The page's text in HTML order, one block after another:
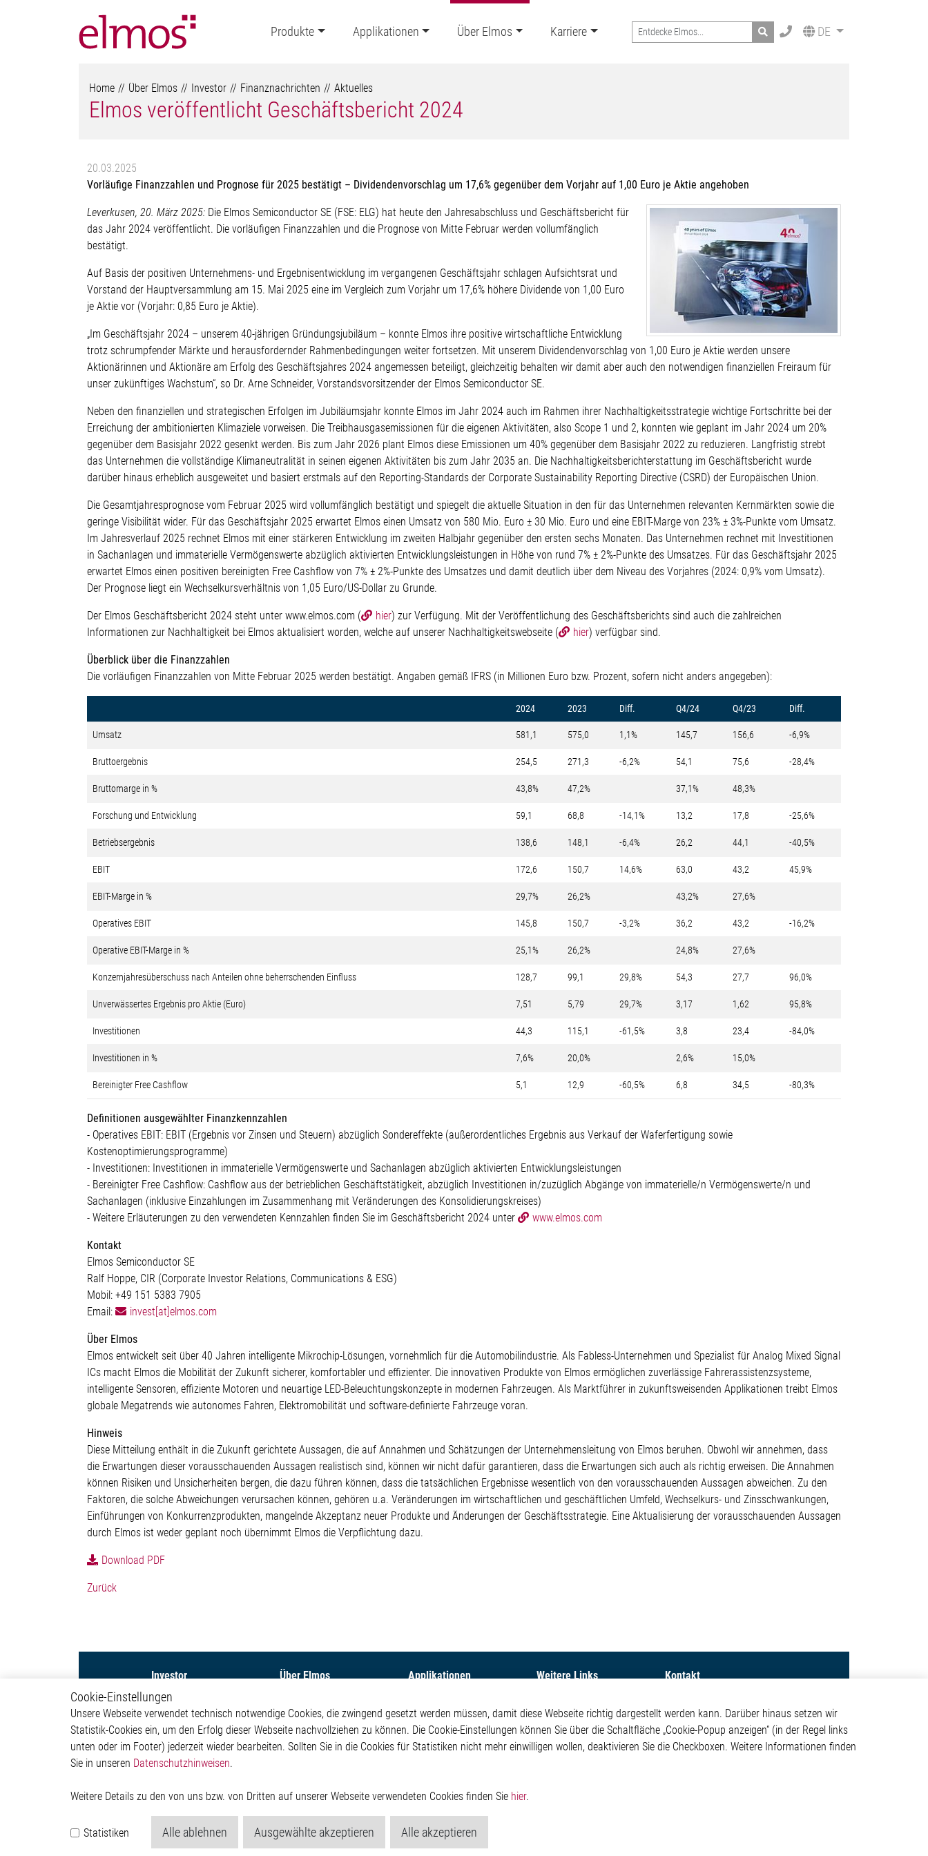
Produkte Applikationen Über Elmos Karriere Search DE
Home Über Elmos Investor Finanznachrichten Aktuelles
Elmos veröffentlicht Geschäftsbericht 2024
20.03.2025
Vorläufige Finanzzahlen und Prognose für 2025 bestätigt – Dividendenvorschlag um 17,6% gegenüber dem Vorjahr auf 1,00 Euro je Aktie angehoben
Leverkusen, 20. März 2025: Die Elmos Semiconductor SE (FSE: ELG) hat heute den Jahresabschluss und Geschäftsbericht für
das Jahr 2024 veröffentlicht. Die vorläufigen Finanzzahlen und die Prognose von Mitte Februar werden vollumfänglich
bestätigt.
Auf Basis der positiven Unternehmens- und Ergebnisentwicklung im vergangenen Geschäftsjahr schlagen Aufsichtsrat und
Vorstand der Hauptversammlung am 15. Mai 2025 eine im Vergleich zum Vorjahr um 17,6% höhere Dividende von 1,00 Euro
je Aktie vor (Vorjahr: 0,85 Euro je Aktie).
„Im Geschäftsjahr 2024 – unserem 40-jährigen Gründungsjubiläum – konnte Elmos ihre positive wirtschaftliche Entwicklung
trotz schrumpfender Märkte und herausfordernder Rahmenbedingungen weiter fortsetzen. Mit unserem Dividendenvorschlag von 1,00 Euro je Aktie werden unsere
Aktionärinnen und Aktionäre am Erfolg des Geschäftsjahres 2024 angemessen beteiligt, gleichzeitig behalten wir damit aber auch den notwendigen finanziellen Freiraum für
unser zukünftiges Wachstum“, so Dr. Arne Schneider, Vorstandsvorsitzender der Elmos Semiconductor SE.
Neben den finanziellen und strategischen Erfolgen im Jubiläumsjahr konnte Elmos im Jahr 2024 auch im Rahmen ihrer Nachhaltigkeitsstrategie wichtige Fortschritte bei der
Erreichung der ambitionierten Klimaziele vorweisen. Die Treibhausgasemissionen für die eigenen Aktivitäten, also Scope 1 und 2, konnten wie geplant im Jahr 2024 um 20%
gegenüber dem Basisjahr 2022 gesenkt werden. Bis zum Jahr 2026 plant Elmos diese Emissionen um 40% gegenüber dem Basisjahr 2022 zu reduzieren. Langfristig strebt
das Unternehmen die vollständige Klimaneutralität in seinen eigenen Aktivitäten bis zum Jahr 2035 an. Die Nachhaltigkeitsberichterstattung im Geschäftsbericht wurde
darüber hinaus erheblich ausgeweitet und basiert erstmals auf den Reporting-Standards der Corporate Sustainability Reporting Directive (CSRD) der Europäischen Union.
Die Gesamtjahresprognose vom Februar 2025 wird vollumfänglich bestätigt und spiegelt die aktuelle Situation in den für das Unternehmen relevanten Kernmärkten sowie die
geringe Visibilität wider. Für das Geschäftsjahr 2025 erwartet Elmos einen Umsatz von 580 Mio. Euro ± 30 Mio. Euro und eine EBIT-Marge von 23% ± 3%-Punkte vom Umsatz.
Im Jahresverlauf 2025 rechnet Elmos mit einer stärkeren Entwicklung im zweiten Halbjahr gegenüber den ersten sechs Monaten. Das Unternehmen rechnet mit Investitionen
in Sachanlagen und immaterielle Vermögenswerte abzüglich aktivierten Entwicklungsleistungen in Höhe von rund 7% ± 2%-Punkte des Umsatzes. Für das Geschäftsjahr 2025
erwartet Elmos einen positiven bereinigten Free Cashflow von 7% ± 2%-Punkte des Umsatzes und damit deutlich über dem Niveau des Vorjahres (2024: 0,9% vom Umsatz).
Der Prognose liegt ein Wechselkursverhältnis von 1,05 Euro/US-Dollar zu Grunde.
Der Elmos Geschäftsbericht 2024 steht unter www.elmos.com ( hier) zur Verfügung. Mit der Veröffentlichung des Geschäftsberichts sind auch die zahlreichen
Informationen zur Nachhaltigkeit bei Elmos aktualisiert worden, welche auf unserer Nachhaltigkeitswebseite (
hier) verfügbar sind.
Überblick über die Finanzzahlen
Die vorläufigen Finanzzahlen von Mitte Februar 2025 werden bestätigt. Angaben gemäß IFRS (in Millionen Euro bzw. Prozent, sofern nicht anders angegeben):
2024 2023 Diff. Q4/24 Q4/23 Diff.
Umsatz 581,1 575,0 1,1% 145,7 156,6 -6,9%
Bruttoergebnis 254,5 271,3 -6,2% 54,1 75,6 -28,4%
Bruttomarge in % 43,8% 47,2% 37,1% 48,3%
Forschung und Entwicklung 59,1 68,8 -14,1% 13,2 17,8 -25,6%
Betriebsergebnis 138,6 148,1 -6,4% 26,2 44,1 -40,5%
EBIT 172,6 150,7 14,6% 63,0 43,2 45,9%
EBIT-Marge in % 29,7% 26,2% 43,2% 27,6%
Operatives EBIT 145,8 150,7 -3,2% 36,2 43,2 -16,2%
Operative EBIT-Marge in % 25,1% 26,2% 24,8% 27,6%
Konzernjahresüberschuss nach Anteilen ohne beherrschenden Einfluss 128,7 99,1 29,8% 54,3 27,7 96,0%
Unverwässertes Ergebnis pro Aktie (Euro) 7,51 5,79 29,7% 3,17 1,62 95,8%
Investitionen 44,3 115,1 -61,5% 3,8 23,4 -84,0%
Investitionen in % 7,6% 20,0% 2,6% 15,0%
Bereinigter Free Cashflow 5,1 12,9 -60,5% 6,8 34,5 -80,3%
Definitionen ausgewählter Finanzkennzahlen
- Operatives EBIT: EBIT (Ergebnis vor Zinsen und Steuern) abzüglich Sondereffekte (außerordentliches Ergebnis aus Verkauf der Waferfertigung sowie
Kostenoptimierungsprogramme)
- Investitionen: Investitionen in immaterielle Vermögenswerte und Sachanlagen abzüglich aktivierten Entwicklungsleistungen
- Bereinigter Free Cashflow: Cashflow aus der betrieblichen Geschäftstätigkeit, abzüglich Investitionen in/zuzüglich Abgänge von immaterielle/n Vermögenswerte/n und
Sachanlagen (inklusive Einzahlungen im Zusammenhang mit Veränderungen des Konsolidierungskreises)
- Weitere Erläuterungen zu den verwendeten Kennzahlen finden Sie im Geschäftsbericht 2024 unter
www.elmos.com
Kontakt
Elmos Semiconductor SE
Ralf Hoppe, CIR (Corporate Investor Relations, Communications & ESG)
Mobil: +49 151 5383 7905
Email:
invest[at]elmos.com
Über Elmos
Elmos entwickelt seit über 40 Jahren intelligente Mikrochip-Lösungen, vornehmlich für die Automobilindustrie. Als Fabless-Unternehmen und Spezialist für Analog Mixed Signal
ICs macht Elmos die Mobilität der Zukunft sicherer, komfortabler und effizienter. Die innovativen Produkte von Elmos ermöglichen zuverlässige Fahrerassistenzsysteme,
intelligente Sensoren, effiziente Motoren und neuartige LED-Beleuchtungskonzepte in modernen Fahrzeugen. Als Marktführer in zukunftsweisenden Applikationen treibt Elmos
globale Megatrends wie autonomes Fahren, Elektromobilität und software-definierte Fahrzeuge voran.
Hinweis
Diese Mitteilung enthält in die Zukunft gerichtete Aussagen, die auf Annahmen und Schätzungen der Unternehmensleitung von Elmos beruhen. Obwohl wir annehmen, dass
die Erwartungen dieser vorausschauenden Aussagen realistisch sind, können wir nicht dafür garantieren, dass die Erwartungen sich auch als richtig erweisen. Die Annahmen
können Risiken und Unsicherheiten bergen, die dazu führen können, dass die tatsächlichen Ergebnisse wesentlich von den vorausschauenden Aussagen abweichen. Zu den
Faktoren, die solche Abweichungen verursachen können, gehören u.a. Veränderungen im wirtschaftlichen und geschäftlichen Umfeld, Wechselkurs- und Zinsschwankungen,
Einführungen von Konkurrenzprodukten, mangelnde Akzeptanz neuer Produkte und Änderungen der Geschäftsstrategie. Eine Aktualisierung der vorausschauenden Aussagen
durch Elmos ist weder geplant noch übernimmt Elmos die Verpflichtung dazu.
Download PDF
Zurück
Investor
Capital Markets Day 2026
Aktie
Finanznachrichten
Finanzberichte &
Präsentationen
Regulatorische
Bekanntmachungen
Hauptversammlung
Finanzkalender &
Über Elmos
Investor
Newsroom
Applikationen
Our Solutions
Non-Automotive
Virtueller Messestand
Weitere Links
Kontakt
Hinweisgeberschutzsystem
Rechtliches
Kontakt
Werkstättenstraße 18
51379 Leverkusen
Telefon: +49 (0) 2171 / 40
Cookie-Einstellungen
Unsere Webseite verwendet technisch notwendige Cookies, die zwingend gesetzt werden müssen, damit diese Webseite richtig dargestellt werden kann. Darüber hinaus setzen wir
Statistik-Cookies ein, um den Erfolg dieser Webseite nachvollziehen zu können. Die Cookie-Einstellungen können Sie über die Schaltfläche „Cookie-Popup anzeigen“ (in der Regel links
unten oder im Footer) jederzeit wieder bearbeiten. Sollten Sie in die Cookies für Statistiken nicht mehr einwilligen wollen, deaktivieren Sie die Checkboxen. Weitere Informationen finden
Sie in unseren Datenschutzhinweisen.
Weitere Details zu den von uns bzw. von Dritten auf unserer Webseite verwendeten Cookies finden Sie hier.
Statistiken Alle ablehnen Ausgewählte akzeptieren Alle akzeptieren